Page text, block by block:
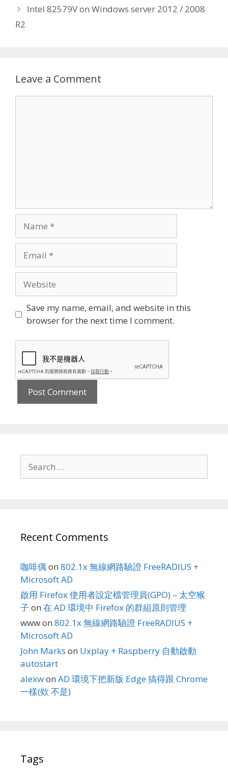
Intel 82579V on Windows server 2012 / 2008
R2
Leave a Comment
Save my name, email, and website in this
browser for the next time I comment.
for:
Recent Comments
咖啡偶 on 802.1x 無線網路驗證 FreeRADIUS +
Microsoft AD
啟用 Firefox 使用者設定檔管理員(GPO) – 太空猴
子 on 在 AD 環境中 Firefox 的群組原則管理
wwwon 802.1x 無線網路驗證 FreeRADIUS +
Microsoft AD
John Marks on Uxplay + Raspberry 自動啟動
autostart
alexwon AD 環境下把新版 Edge 搞得跟 Chrome
一樣(欸 不是)
Tags